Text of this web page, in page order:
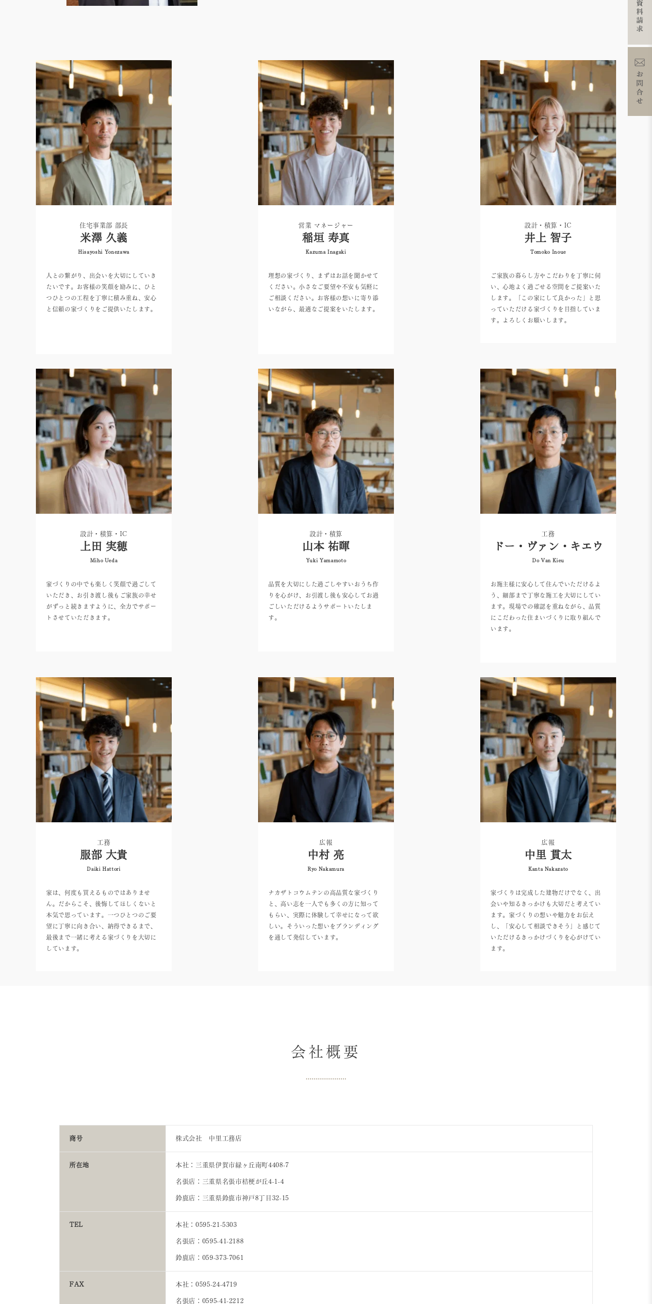
住宅事業部 部長
米澤 久義
Hisayoshi Yonezawa
人との繋がり、出会いを大切にしていき
たいです。お客様の笑顔を励みに、ひと
つひとつの工程を丁寧に積み重ね、安心
と信頼の家づくりをご提供いたします。
営業 マネージャー
稲垣 寿真
Kazuma Inagaki
理想の家づくり、まずはお話を聞かせて
ください。小さなご要望や不安も気軽に
ご相談ください。お客様の想いに寄り添
いながら、最適なご提案をいたします。
設計・積算・IC
井上 智子
Tomoko Inoue
ご家族の暮らし方やこだわりを丁寧に伺
い、心地よく過ごせる空間をご提案いた
します。「この家にして良かった」と思
っていただける家づくりを目指していま
す。よろしくお願いします。
設計・積算・IC
上田 実穂
Miho Ueda
家づくりの中でも楽しく笑顔で過ごして
いただき、お引き渡し後もご家族の幸せ
がずっと続きますように、全力でサポー
トさせていただきます。
設計・積算
山本 祐暉
Yuki Yamamoto
品質を大切にした過ごしやすいおうち作
りを心がけ、お引渡し後も安心してお過
ごしいただけるようサポートいたしま
す。
工務
ドー・ヴァン・キエウ
Do Van Kieu
お施主様に安心して住んでいただけるよ
う、細部まで丁寧な施工を大切にしてい
ます。現場での確認を重ねながら、品質
にこだわった住まいづくりに取り組んで
います。
工務
服部 大貴
Daiki Hattori
家は、何度も買えるものではありませ
ん。だからこそ、後悔してほしくないと
本気で思っています。一つひとつのご要
望に丁寧に向き合い、納得できるまで、
最後まで一緒に考える家づくりを大切に
しています。
広報
中村 亮
Ryo Nakamura
ナカザトコウムテンの高品質な家づくり
と、高い志を一人でも多くの方に知って
もらい、実際に体験して幸せになって欲
しい。そういった想いをブランディング
を通して発信しています。
広報
中里 貫太
Kanta Nakazato
家づくりは完成した建物だけでなく、出
会いや知るきっかけも大切だと考えてい
ます。家づくりの想いや魅力をお伝え
し、「安心して相談できそう」と感じて
いただけるきっかけづくりを心がけてい
ます。
会社概要
商号 株式会社 中里工務店
所在地 本社：三重県伊賀市緑ヶ丘南町4408-7
名張店：三重県名張市桔梗が丘4-1-4
鈴鹿店：三重県鈴鹿市神戸8丁目32-15
TEL 本社：0595-21-5303
名張店：0595-41-2188
鈴鹿店：059-373-7061
FAX 本社：0595-24-4719
名張店：0595-41-2212